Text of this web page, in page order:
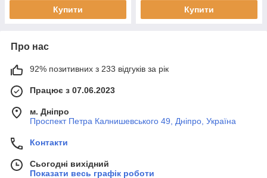
Купити Купити
Про нас
92% позитивних з 233 відгуків за рік
Працює з 07.06.2023
м. Дніпро
Проспект Петра Калнишевського 49, Дніпро, Україна
Контакти
Сьогодні вихідний
Показати весь графік роботи